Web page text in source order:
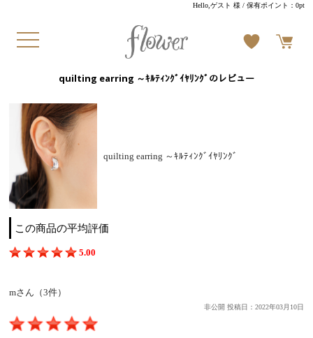
Hello,ゲスト 様 / 保有ポイント：0pt
quilting earring ～ｷﾙﾃｨﾝｸﾞｲﾔﾘﾝｸﾞのレビュー
quilting earring ～ｷﾙﾃｨﾝｸﾞｲﾔﾘﾝｸﾞ
この商品の平均評価
5.00
mさん（3件）
非公開 投稿日：2022年03月10日